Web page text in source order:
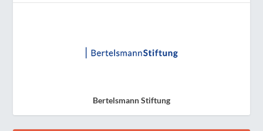
Bertelsmann Stiftung